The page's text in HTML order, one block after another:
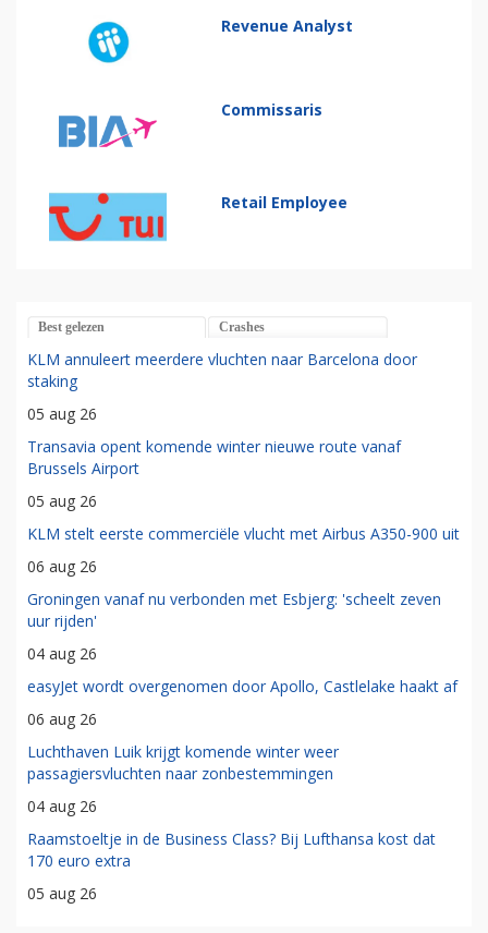
Revenue Analyst
Commissaris
Retail Employee
Best gelezen Crashes
KLM annuleert meerdere vluchten naar Barcelona door
staking
05 aug 26
Transavia opent komende winter nieuwe route vanaf
Brussels Airport
05 aug 26
KLM stelt eerste commerciële vlucht met Airbus A350-900 uit
06 aug 26
Groningen vanaf nu verbonden met Esbjerg: 'scheelt zeven
uur rijden'
04 aug 26
easyJet wordt overgenomen door Apollo, Castlelake haakt af
06 aug 26
Luchthaven Luik krijgt komende winter weer
passagiersvluchten naar zonbestemmingen
04 aug 26
Raamstoeltje in de Business Class? Bij Lufthansa kost dat
170 euro extra
05 aug 26